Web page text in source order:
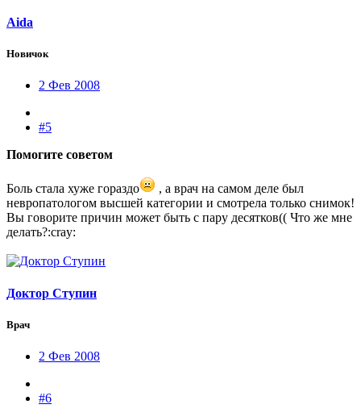
Aida
Новичок
2 Фев 2008
#5
Помогите советом
Боль стала хуже гораздо
, а врач на самом деле был
невропатологом высшей категории и смотрела только снимок!
Вы говорите причин может быть с пару десятков(( Что же мне
делать?:cray:
Доктор Ступин
Врач
2 Фев 2008
#6